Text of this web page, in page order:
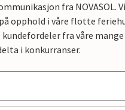
fra NOVASOL.
opphold i våre flotte
fra våre
i konkurranser.